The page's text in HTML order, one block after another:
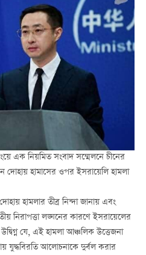
এক নিয়মিত সংবাদ সম্মেলনে চীনের
দোহায় হামাসের ওপর ইসরায়েলি হামলা
হামলার তীব্র নিন্দা জানায় এবং
নিরাপত্তা লঙ্ঘনের কারণে ইসরায়েলের
যে, এই হামলা আঞ্চলিক উত্তেজনা
যুদ্ধবিরতি আলোচনাকে দুর্বল করার